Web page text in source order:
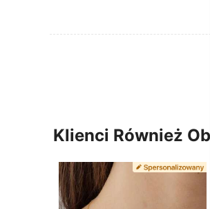
Klienci Również